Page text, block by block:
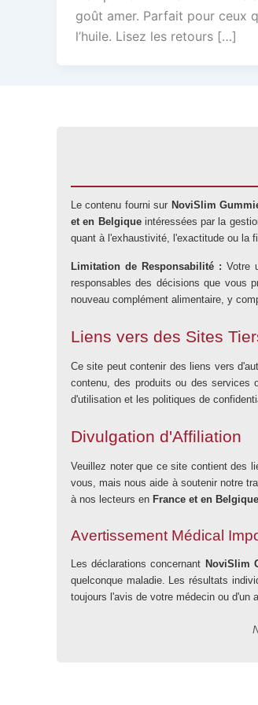
goût amer. Parfait pour ceux
l’huile. Lisez les retours […]
Le contenu fourni sur NoviSlim
et en Belgiqueintéressées par la
quant à l'exhaustivité, l'exactitude ou la
Limitation de Responsabilité : Votre
responsables des décisions que vous
nouveau complément alimentaire, y
Liens vers des Sites
Ce site peut contenir des liens vers
contenu, des produits ou des
d'utilisation et les politiques de
Divulgation d'Affiliation
Veuillez noter que ce site contient des
vous, mais nous aide à soutenir notre
à nos lecteurs en France et en Belgique
Avertissement Médical
Les déclarations concernant NoviSlim
quelconque maladie. Les résultats
toujours l'avis de votre médecin ou d'un